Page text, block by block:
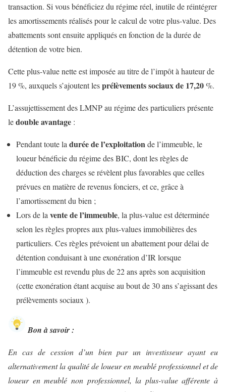
transaction. Si vous bénéficiez du régime réel, inutile de réintégrer
les amortissements réalisés pour le calcul de votre plus-value. Des
abattements sont ensuite appliqués en fonction de la durée de
détention de votre bien.
Cette plus-value nette est imposée au titre de l’impôt à hauteur de
19 %, auxquels s’ajoutent lesprélèvements sociaux de 17,20%.
L’assujettissement des LMNP au régime des particuliers présente
ledouble avantage :
Pendant toute la durée de l’exploitationde l’immeuble, le
loueur bénéficie du régime des BIC, dont les règles de
déduction des charges se révèlent plus favorables que celles
prévues en matière de revenus fonciers, et ce, grâce à
l’amortissement du bien ;
Lors de la vente de l’immeuble, la plus-value est déterminée
selon les règles propres aux plus-values immobilières des
particuliers. Ces règles prévoient un abattement pour délai de
détention conduisant à une exonération d’IR lorsque
l’immeuble est revendu plus de 22 ans après son acquisition
(cette exonération étant acquise au bout de 30 ans s’agissant des
prélèvements sociaux ).
Bon à savoir :
En cas de cession d’un bien par un investisseur ayant eu
alternativement la qualité de loueur en meublé professionnel et de
loueur en meublé non professionnel, la plus-value afférente à